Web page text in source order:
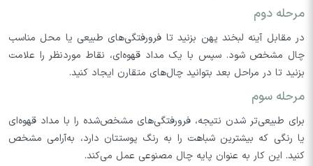
مرحله دوم
در مقابل آینه لبخند پهن بزنید تا فرو‌رفتگی‌های طبیعی یا محل مناسب
چال مشخص شود. سپس با یک مداد قهوه‌ای، نقاط موردنظر را علامت
بزنید تا در مراحل بعد بتوانید چال‌های متقارن ایجاد کنید.
مرحله سوم
برای طبیعی‌تر شدن نتیجه، فرورفتگی‌های مشخص‌شده را با مداد قهوه‌ای
یا رنگی که بیشترین شباهت را به رنگ پوستتان دارد، به‌آرامی مشخص
کنید. این کار به عنوان پایه چال مصنوعی عمل می‌کند.